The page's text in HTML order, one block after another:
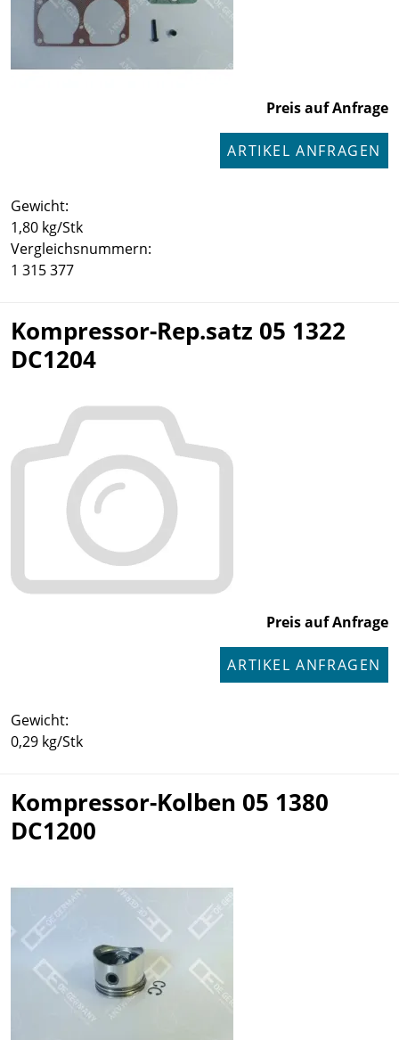
Preis auf Anfrage
ARTIKEL ANFRAGEN
Gewicht:
1,80 kg/Stk
Vergleichsnummern:
1 315 377
Kompressor-Rep.satz 05 1322
DC1204
Preis auf Anfrage
ARTIKEL ANFRAGEN
Gewicht:
0,29 kg/Stk
Kompressor-Kolben 05 1380
DC1200